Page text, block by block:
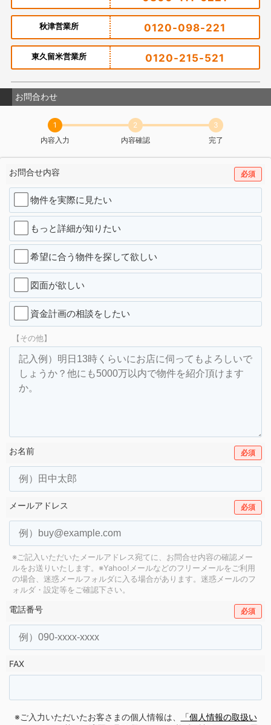
秋津営業所 0120-098-221
東久留米営業所 0120-215-521
お問合わせ
1
内容入力
2
内容確認
3
完了
お問合せ内容 必須
物件を実際に見たい
もっと詳細が知りたい
希望に合う物件を探して欲しい
図面が欲しい
資金計画の相談をしたい
【その他】
お名前 必須
メールアドレス 必須
※ご記入いただいたメールアドレス宛てに、お問合せ内容の確認メー
ルをお送りいたします。 ※Yahoo!メールなどのフリーメールをご利用
の場合、迷惑メールフォルダに入る場合があります。 迷惑メールのフ
ォルダ・設定等をご確認下さい。
電話番号 必須
FAX
※ご入力いただいたお客さまの個人情報は、
「個人情報の取扱い